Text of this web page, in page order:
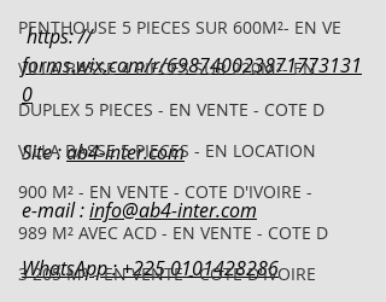
PENTHOUSE 5 PIECES SUR 600M²- EN VE
VILLA BASSE 4 PIECES SUR 220M²- EN
DUPLEX 5 PIECES - EN VENTE - COTE D
VILLA BASSE 5 PIECES - EN LOCATION
900 M² - EN VENTE - COTE D'IVOIRE -
989 M² AVEC ACD - EN VENTE - COTE D
3 205 M² - EN VENTE - COTE D'IVOIRE
https: //
forms.wix.com/r/698740023871773131
0
Site : ab4-inter.com
e-mail : info@ab4-inter.com
WhatsApp : +225 0101428286